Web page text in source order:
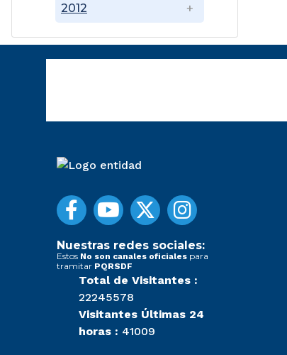
2012
Nuestras redes sociales:
Estos No son canales oficiales para
tramitar PQRSDF
Total de Visitantes :
22245578
Visitantes Últimas 24
horas : 41009